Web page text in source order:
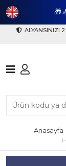
ALYANSINIZI
Anasayfa